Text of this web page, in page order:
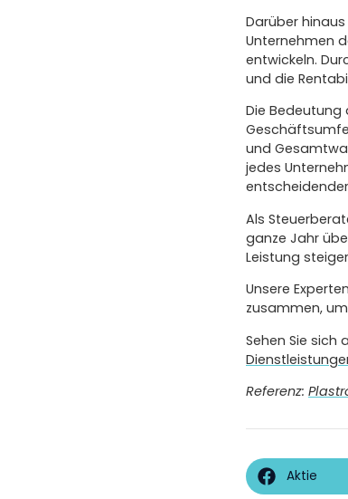
Darüber
Unternehmen
entwickeln.
und die
Die Bedeutung
und
jedes
Als
ganze Jahr
Leistung
Unsere
zusammen,
Sehen Sie sich
Referenz:
Aktie